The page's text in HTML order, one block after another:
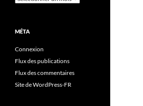
MÉTA
Connexion
Flux des publications
Flux des commentaires
Site de WordPress-FR